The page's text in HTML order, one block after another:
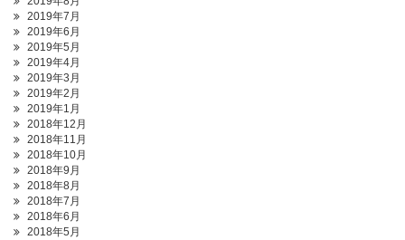
2019年7月
2019年6月
2019年5月
2019年4月
2019年3月
2019年2月
2019年1月
2018年12月
2018年11月
2018年10月
2018年9月
2018年8月
2018年7月
2018年6月
2018年5月